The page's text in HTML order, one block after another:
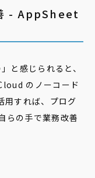
- AppSheet
と感じられると、
のノーコード
用すれば、プログ
らの手で業務改善